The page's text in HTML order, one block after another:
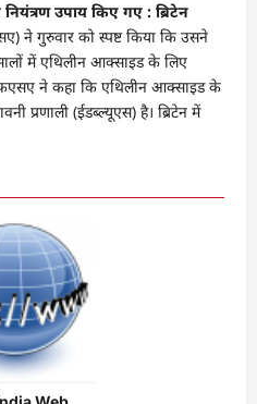
उपाय किए गए : ब्रिटेन
ने गुरुवार को स्पष्ट किया कि उसने
में एथिलीन आक्साइड के लिए
ने कहा कि एथिलीन आक्साइड के
प्रणाली (ईडब्ल्यूएस) है। ब्रिटेन में